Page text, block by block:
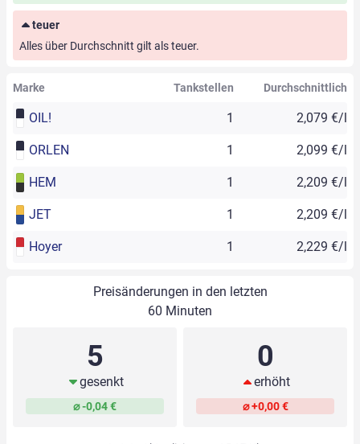
teuer
Alles über Durchschnitt gilt als teuer.
Marke Tankstellen Durchschnittlich
OIL! 1 2,079 €/l
ORLEN 1 2,099 €/l
HEM 1 2,209 €/l
JET 1 2,209 €/l
Hoyer 1 2,229 €/l
Preisänderungen in den letzten
60 Minuten
5
gesenkt
⌀ -0,04 €
0
erhöht
⌀ +0,00 €